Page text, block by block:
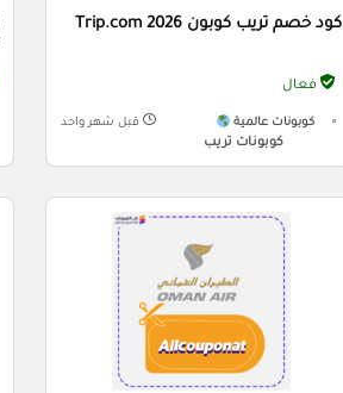
كود خصم تريب كوبون Trip.com 2026
فعال
كوبونات عالمية
كوبونات تريب
قبل شهر واحد